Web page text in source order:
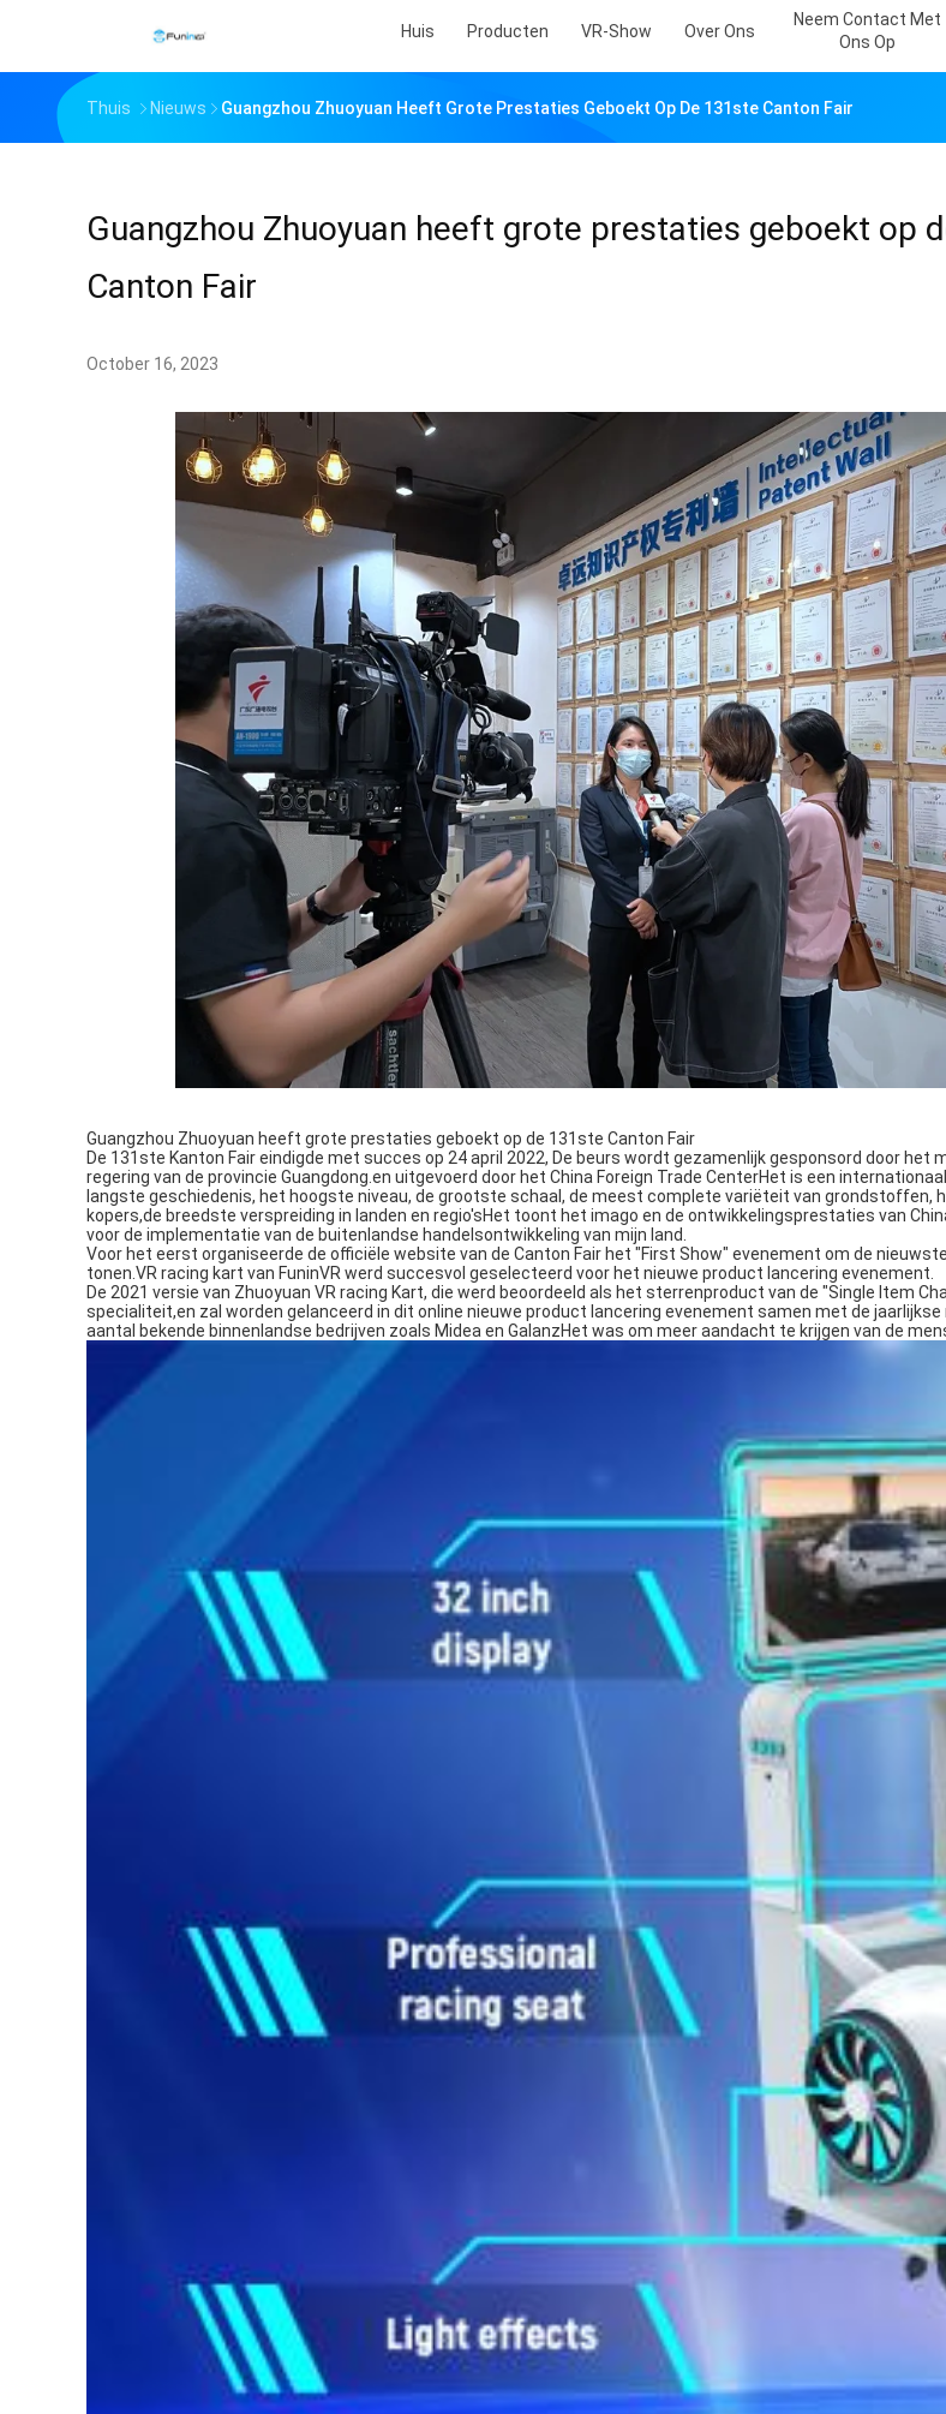
Huis Producten VR-Show Over Ons
Neem Contact Met
Ons Op
Thuis Nieuws Guangzhou Zhuoyuan Heeft Grote Prestaties Geboekt Op De 131ste Canton Fair
Guangzhou Zhuoyuan heeft grote prestaties geboekt op
Canton Fair
October 16, 2023
Guangzhou Zhuoyuan heeft grote prestaties geboekt op de 131ste Canton Fair
De 131ste Kanton Fair eindigde met succes op 24 april 2022, De beurs wordt gezamenlijk gesponsord door het
regering van de provincie Guangdong.en uitgevoerd door het China Foreign Trade CenterHet is een
langste geschiedenis, het hoogste niveau, de grootste schaal, de meest complete variëteit van grondstoffen,
kopers,de breedste verspreiding in landen en regio'sHet toont het imago en de ontwikkelingsprestaties van
voor de implementatie van de buitenlandse handelsontwikkeling van mijn land.
Voor het eerst organiseerde de officiële website van de Canton Fair het "First Show" evenement om de
tonen.VR racing kart van FuninVR werd succesvol geselecteerd voor het nieuwe product lancering evenement.
De 2021 versie van Zhuoyuan VR racing Kart, die werd beoordeeld als het sterrenproduct van de "Single Item
specialiteit,en zal worden gelanceerd in dit online nieuwe product lancering evenement samen met de
aantal bekende binnenlandse bedrijven zoals Midea en GalanzHet was om meer aandacht te krijgen van de